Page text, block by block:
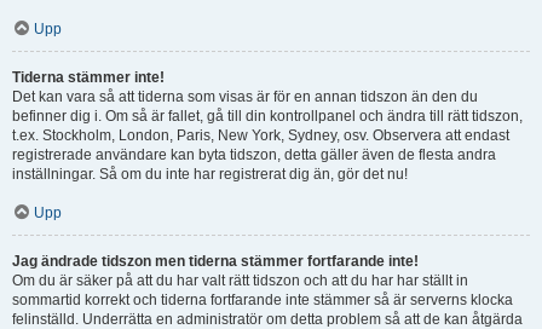
Upp
Tiderna stämmer inte!
Det kan vara så att tiderna som visas är för en annan tidszon än den du
befinner dig i. Om så är fallet, gå till din kontrollpanel och ändra till rätt tidszon,
t.ex. Stockholm, London, Paris, New York, Sydney, osv. Observera att endast
registrerade användare kan byta tidszon, detta gäller även de flesta andra
inställningar. Så om du inte har registrerat dig än, gör det nu!
Upp
Jag ändrade tidszon men tiderna stämmer fortfarande inte!
Om du är säker på att du har valt rätt tidszon och att du har har ställt in
sommartid korrekt och tiderna fortfarande inte stämmer så är serverns klocka
felinställd. Underrätta en administratör om detta problem så att de kan åtgärda